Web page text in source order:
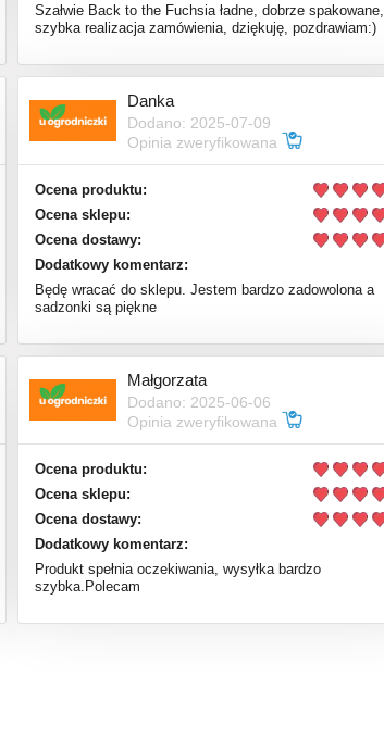
Szałwie Back to the Fuchsia ładne, dobrze spakowane,
szybka realizacja zamówienia, dziękuję, pozdrawiam:)
Danka
Dodano: 2025-07-09
Opinia zweryfikowana
Ocena produktu:
Ocena sklepu:
Ocena dostawy:
Dodatkowy komentarz:
Będę wracać do sklepu. Jestem bardzo zadowolona a
sadzonki są piękne
Małgorzata
Dodano: 2025-06-06
Opinia zweryfikowana
Ocena produktu:
Ocena sklepu:
Ocena dostawy:
Dodatkowy komentarz:
Produkt spełnia oczekiwania, wysyłka bardzo
szybka.Polecam